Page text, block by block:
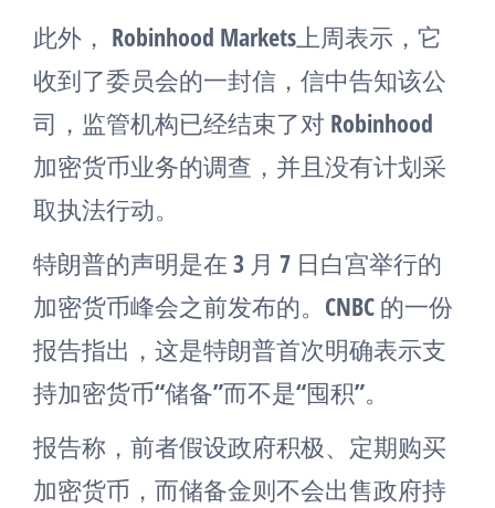
此外， Robinhood Markets上周表示，它
收到了委员会的一封信，信中告知该公
司，监管机构已经结束了对 Robinhood
加密货币业务的调查，并且没有计划采
取执法行动。
特朗普的声明是在 3 月 7 日白宫举行的
加密货币峰会之前发布的。CNBC 的一份
报告指出，这是特朗普首次明确表示支
持加密货币“储备”而不是“囤积”。
报告称，前者假设政府积极、定期购买
加密货币，而储备金则不会出售政府持